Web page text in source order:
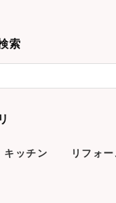
索
キッチン リフォ